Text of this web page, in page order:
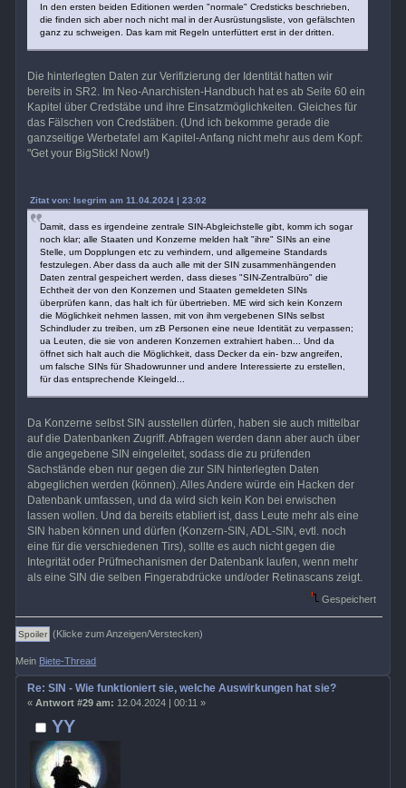
In den ersten beiden Editionen werden "normale" Credsticks beschrieben,
die finden sich aber noch nicht mal in der Ausrüstungsliste, von gefälschten
ganz zu schweigen. Das kam mit Regeln unterfüttert erst in der dritten.
Die hinterlegten Daten zur Verifizierung der Identität hatten wir
bereits in SR2. Im Neo-Anarchisten-Handbuch hat es ab Seite 60 ein
Kapitel über Credstäbe und ihre Einsatzmöglichkeiten. Gleiches für
das Fälschen von Credstäben. (Und ich bekomme gerade die
ganzseitige Werbetafel am Kapitel-Anfang nicht mehr aus dem Kopf:
"Get your BigStick! Now!)
Zitat von: Isegrim am 11.04.2024 | 23:02
Damit, dass es irgendeine zentrale SIN-Abgleichstelle gibt, komm ich sogar
noch klar; alle Staaten und Konzerne melden halt "ihre" SINs an eine
Stelle, um Dopplungen etc zu verhindern, und allgemeine Standards
festzulegen. Aber dass da auch alle mit der SIN zusammenhängenden
Daten zentral gespeichert werden, dass dieses "SIN-Zentralbüro" die
Echtheit der von den Konzernen und Staaten gemeldeten SINs
überprüfen kann, das halt ich für übertrieben. ME wird sich kein Konzern
die Möglichkeit nehmen lassen, mit von ihm vergebenen SINs selbst
Schindluder zu treiben, um zB Personen eine neue Identität zu verpassen;
ua Leuten, die sie von anderen Konzernen extrahiert haben... Und da
öffnet sich halt auch die Möglichkeit, dass Decker da ein- bzw angreifen,
um falsche SINs für Shadowrunner und andere Interessierte zu erstellen,
für das entsprechende Kleingeld...
Da Konzerne selbst SIN ausstellen dürfen, haben sie auch mittelbar
auf die Datenbanken Zugriff. Abfragen werden dann aber auch über
die angegebene SIN eingeleitet, sodass die zu prüfenden
Sachstände eben nur gegen die zur SIN hinterlegten Daten
abgeglichen werden (können). Alles Andere würde ein Hacken der
Datenbank umfassen, und da wird sich kein Kon bei erwischen
lassen wollen. Und da bereits etabliert ist, dass Leute mehr als eine
SIN haben können und dürfen (Konzern-SIN, ADL-SIN, evtl. noch
eine für die verschiedenen Tirs), sollte es auch nicht gegen die
Integrität oder Prüfmechanismen der Datenbank laufen, wenn mehr
als eine SIN die selben Fingerabdrücke und/oder Retinascans zeigt.
Gespeichert
(Klicke zum Anzeigen/Verstecken)
Mein Biete-Thread
YY
Re: SIN - Wie funktioniert sie, welche Auswirkungen hat sie?
« Antwort #29 am: 12.04.2024 | 00:11 »